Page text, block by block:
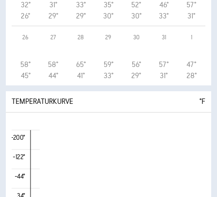
32°
26°
31°
29°
33°
29°
35°
30°
52°
30°
46°
33°
57°
31°
26
58°
45°
27
58°
44°
28
65°
41°
29
59°
33°
30
56°
29°
31
57°
31°
1
47°
28°
TEMPERATURKURVE °F
-200°
-122°
-44°